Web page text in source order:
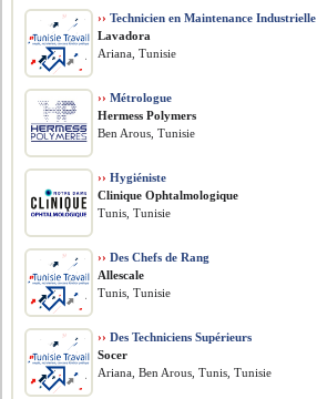
›› Technicien en Maintenance Industrielle
Lavadora
Ariana, Tunisie
›› Métrologue
Hermess Polymers
Ben Arous, Tunisie
›› Hygiéniste
Clinique Ophtalmologique
Tunis, Tunisie
›› Des Chefs de Rang
Allescale
Tunis, Tunisie
›› Des Techniciens Supérieurs
Socer
Ariana, Ben Arous, Tunis, Tunisie